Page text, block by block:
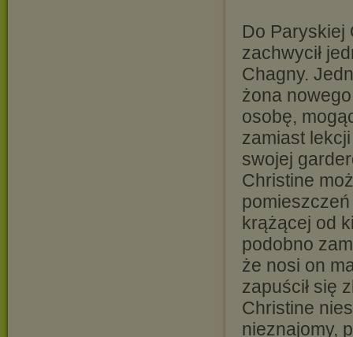
Do Paryskiej
zachwycił
Chagny.
żona
osobę,
zamiast
swojej
Christine
krążącej od
podobno
że nosi on
zapuścił się
Christine
nieznajomy,